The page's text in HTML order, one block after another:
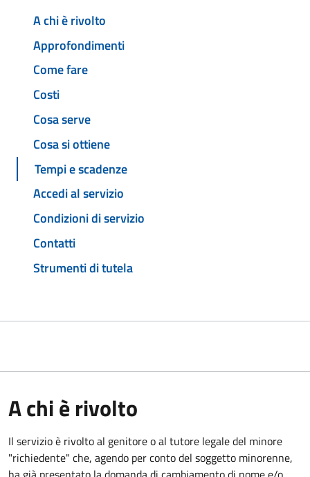
A chi è rivolto
Approfondimenti
Come fare
Costi
Cosa serve
Cosa si ottiene
Tempi e scadenze
Accedi al servizio
Condizioni di servizio
Contatti
Strumenti di tutela
A chi è rivolto
Il servizio è rivolto al genitore o al tutore legale del minore
"richiedente" che, agendo per conto del soggetto minorenne,